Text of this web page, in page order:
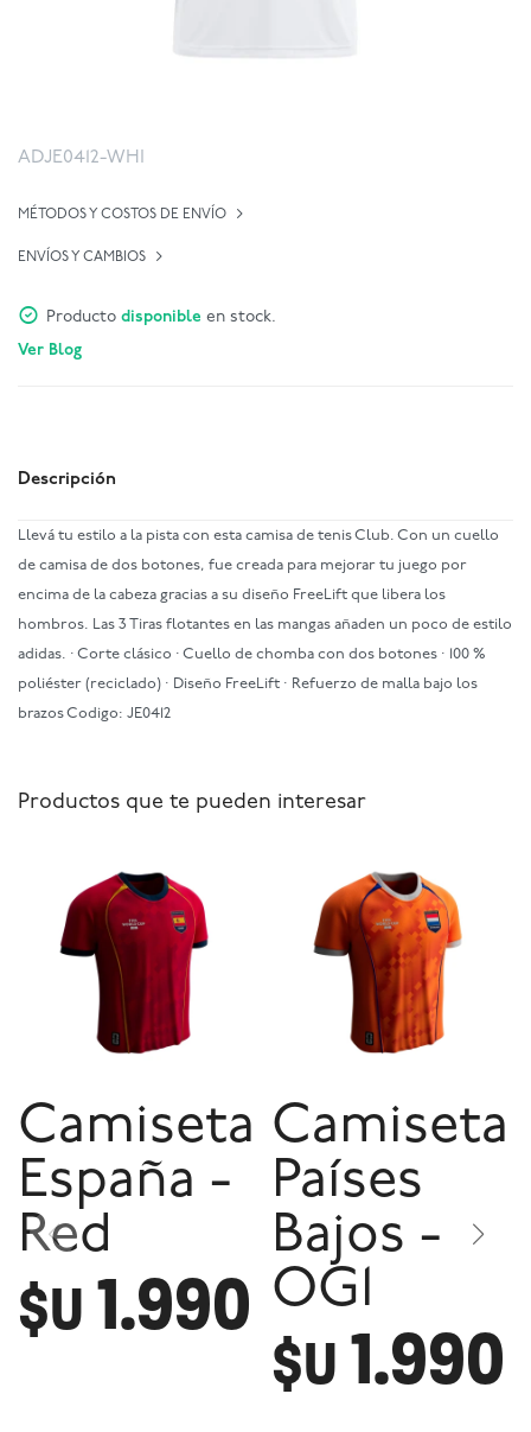
ADJE0412-WHI
MÉTODOS Y COSTOS DE ENVÍO
ENVÍOS Y CAMBIOS
Producto disponible en stock.
Ver Blog
Descripción
Llevá tu estilo a la pista con esta camisa de tenis Club. Con un cuello
de camisa de dos botones, fue creada para mejorar tu juego por
encima de la cabeza gracias a su diseño FreeLift que libera los
hombros. Las 3 Tiras flotantes en las mangas añaden un poco de estilo
adidas. · Corte clásico · Cuello de chomba con dos botones · 100 %
poliéster (reciclado) · Diseño FreeLift · Refuerzo de malla bajo los
brazos Codigo: JE0412
Productos que te pueden interesar
Camiseta
España -
Red
$U 1.990
Camiseta
Países
Bajos -
OG1
$U 1.990